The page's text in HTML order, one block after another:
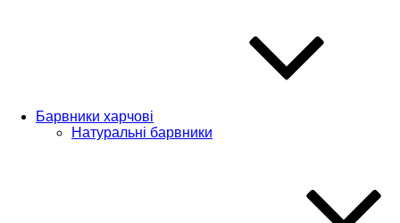
Барвники харчові
Натуральні барвники